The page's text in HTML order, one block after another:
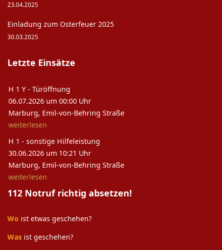
23.04.2025
Einladung zum Osterfeuer 2025
30.03.2025
Letzte Einsätze
H 1 Y - Türöffnung
06.07.2026 um 00:00 Uhr
Marburg, Emil-von-Behring Straße
weiterlesen
H 1 - sonstige Hilfeleistung
30.06.2026 um 10:21 Uhr
Marburg, Emil-von-Behring Straße
weiterlesen
112 Notruf richtig absetzen!
Wo ist etwas geschehen?
Was ist geschehen?